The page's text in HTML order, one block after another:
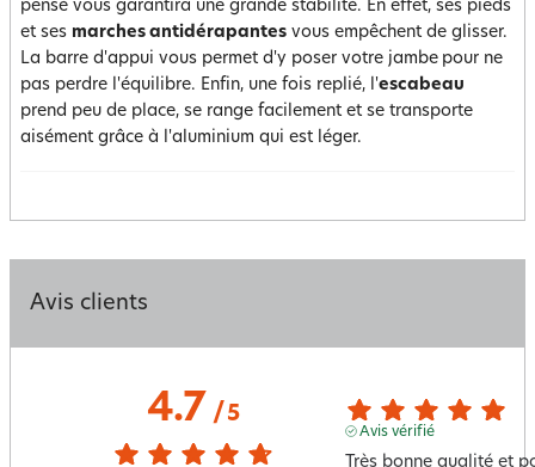
pensé vous garantira une grande stabilité. En effet, ses pieds
et ses marches antidérapantes vous empêchent de glisser.
La barre d'appui vous permet d'y poser votre jambe pour ne
pas perdre l'équilibre. Enfin, une fois replié, l'escabeau
prend peu de place, se range facilement et se transporte
aisément grâce à l'aluminium qui est léger.
Avis clients
4.7/ 5
Avis vérifié
Très bonne qualité et